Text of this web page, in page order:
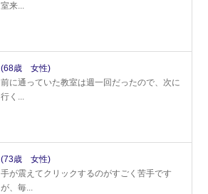
室来...
(68歳 女性)
前に通っていた教室は週一回だったので、次に
行く...
(73歳 女性)
手が震えてクリックするのがすごく苦手です
が、毎...